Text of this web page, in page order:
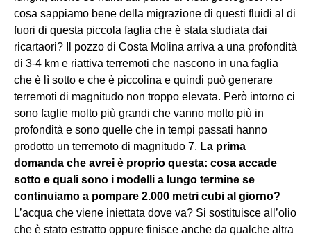
cosa sappiamo bene della migrazione di questi fluidi al di
fuori di questa piccola faglia che è stata studiata dai
ricartaori? Il pozzo di Costa Molina arriva a una profondità
di 3-4 km e riattiva terremoti che nascono in una faglia
che è lì sotto e che è piccolina e quindi può generare
terremoti di magnitudo non troppo elevata. Però intorno ci
sono faglie molto più grandi che vanno molto più in
profondità e sono quelle che in tempi passati hanno
prodotto un terremoto di magnitudo 7. La prima
domanda che avrei è proprio questa: cosa accade
sotto e quali sono i modelli a lungo termine se
continuiamo a pompare 2.000 metri cubi al giorno?
L’acqua che viene iniettata dove va? Si sostituisce all’olio
che è stato estratto oppure finisce anche da qualche altra